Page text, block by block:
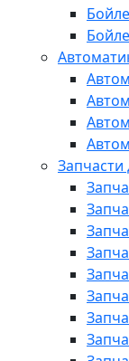
Запчасти